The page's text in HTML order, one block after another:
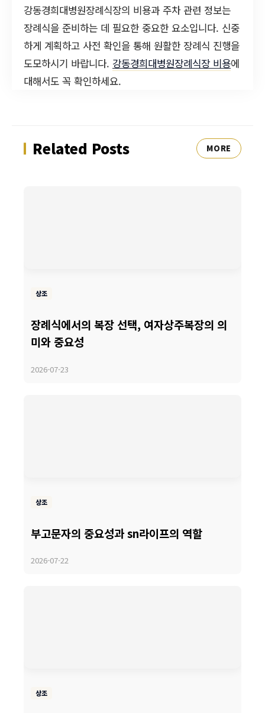
강동경희대병원장례식장의 비용과 주차 관련 정보는
장례식을 준비하는 데 필요한 중요한 요소입니다. 신중
하게 계획하고 사전 확인을 통해 원활한 장례식 진행을
도모하시기 바랍니다. 강동경희대병원장례식장 비용에
대해서도 꼭 확인하세요.
Related Posts MORE
상조
장례식에서의 복장 선택, 여자상주복장의 의
미와 중요성
2026-07-23
상조
부고문자의 중요성과 sn라이프의 역할
2026-07-22
상조